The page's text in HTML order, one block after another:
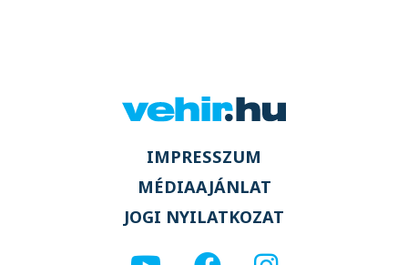
IMPRESSZUM
MÉDIAAJÁNLAT
JOGI NYILATKOZAT